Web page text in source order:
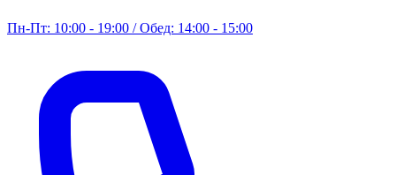
Пн-Пт: 10:00 - 19:00 / Обед: 14:00 - 15:00